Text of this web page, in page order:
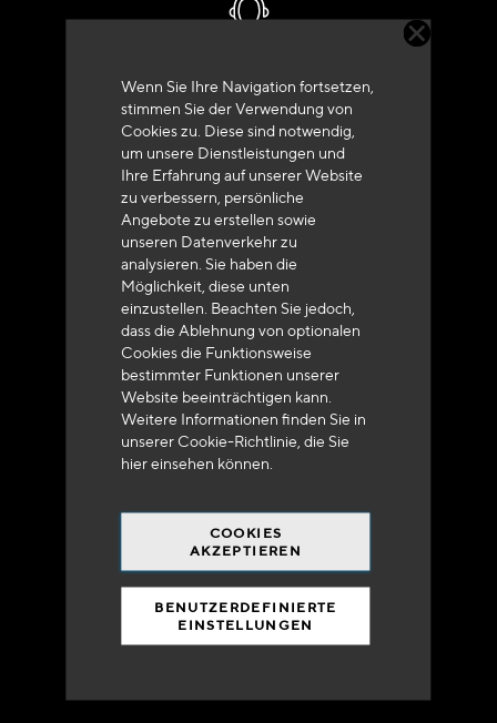
Wenn Sie Ihre Navigation fortsetzen,
stimmen Sie der Verwendung von
Cookies zu. Diese sind notwendig,
um unsere Dienstleistungen und
Ihre Erfahrung auf unserer Website
zu verbessern, persönliche
Angebote zu erstellen sowie
unseren Datenverkehr zu
analysieren. Sie haben die
Möglichkeit, diese unten
einzustellen. Beachten Sie jedoch,
dass die Ablehnung von optionalen
Cookies die Funktionsweise
bestimmter Funktionen unserer
Website beeinträchtigen kann.
Weitere Informationen finden Sie in
unserer Cookie-Richtlinie, die Sie
hiereinsehen können.
COOKIES
AKZEPTIEREN
BENUTZERDEFINIERTE
EINSTELLUNGEN
Kundenservice
+33 (0)4 79 72 62 22 Drücken 1
Lieferung innerhalb von 48 bis 72 Stunden in
Metropolitan-Frankreich
Versandkostenfrei
bei 250 Euros*
90% des Katalogs
in Verfügbarkeit